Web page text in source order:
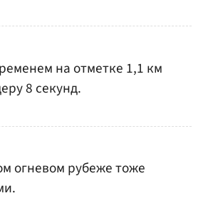
на отметке 1,1 км
8 секунд.
огневом рубеже тоже